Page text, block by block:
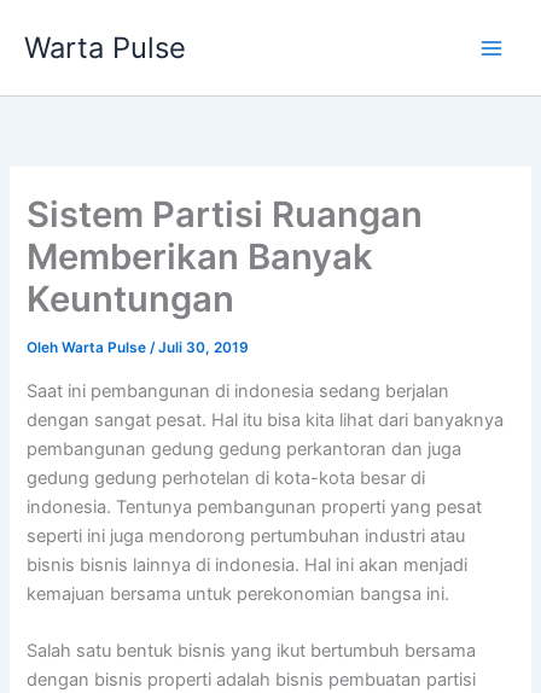
Warta Pulse
Sistem Partisi Ruangan
Memberikan Banyak
Keuntungan
OlehWarta Pulse/Juli 30, 2019
Saat ini pembangunan di indonesia sedang berjalan
dengan sangat pesat. Hal itu bisa kita lihat dari banyaknya
pembangunan gedung gedung perkantoran dan juga
gedung gedung perhotelan di kota-kota besar di
indonesia. Tentunya pembangunan properti yang pesat
seperti ini juga mendorong pertumbuhan industri atau
bisnis bisnis lainnya di indonesia. Hal ini akan menjadi
kemajuan bersama untuk perekonomian bangsa ini.
Salah satu bentuk bisnis yang ikut bertumbuh bersama
dengan bisnis properti adalah bisnis pembuatan partisi